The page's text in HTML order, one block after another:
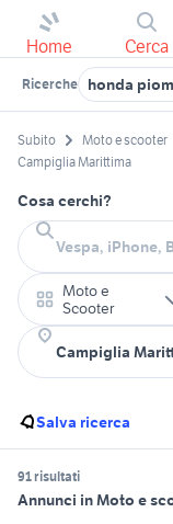
Home Cerca
Ricerche honda
Subito Moto e scooter
Campiglia Marittima
Cosa cerchi?
Moto e
Scooter
Salva ricerca
91 risultati
Annunci in Moto e